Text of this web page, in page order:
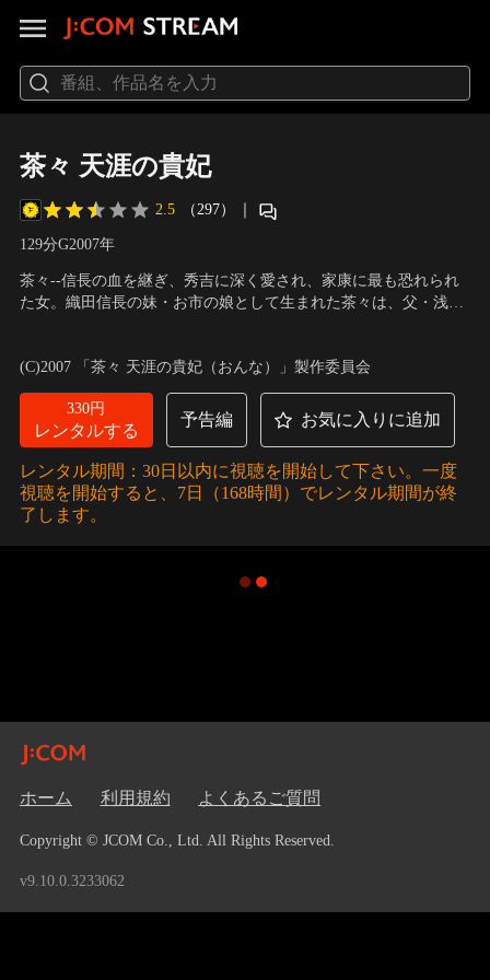
茶々 天涯の貴妃
2.5 （297） ｜
129分G2007年
茶々--信長の血を継ぎ、秀吉に深く愛され、家康に最も恐れられ
た女。織田信長の妹・お市の娘として生まれた茶々は、父・浅井
母の仇である秀吉の側室に入ることになり…。
(C)2007 「茶々 天涯の貴妃（おんな）」製作委員会
330円
レンタルする
予告編 お気に入りに追加
レンタル期間：30日以内に視聴を開始して下さい。一度
視聴を開始すると、7日（168時間）でレンタル期間が終
了します。
ホーム 利用規約 よくあるご質問
Copyright © JCOM Co., Ltd. All Rights Reserved.
v9.10.0.3233062